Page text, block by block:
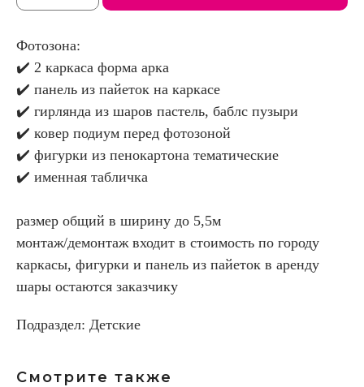
Фотозона:
✔️ 2 каркаса форма арка
✔️ панель из пайеток на каркасе
✔️ гирлянда из шаров пастель, баблс пузыри
✔️ ковер подиум перед фотозоной
✔️ фигурки из пенокартона тематические
✔️ именная табличка
размер общий в ширину до 5,5м
монтаж/демонтаж входит в стоимость по городу
каркасы, фигурки и панель из пайеток в аренду
шары остаются заказчику
Подраздел: Детские
Смотрите также